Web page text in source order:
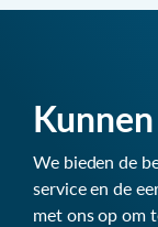
We bieden de
service en de
met ons op om